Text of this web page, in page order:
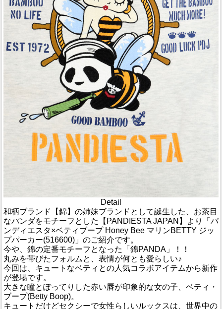
Detail
和柄ブランド【錦】の姉妹ブランドとして誕生した、お茶目
なパンダをモチーフとした【PANDIESTA JAPAN】より「パ
ンディエスタ×ベティブープ Honey Bee マリンBETTY ジッ
プパーカー(516600)」のご紹介です。
今や、錦の定番モチーフとなった「錦PANDA」！！
丸みを帯びたフォルムと、表情が何とも愛らしい♪
今回は、キュートなベティとの人気コラボアイテムから新作
が登場です。
大きな瞳とぽってりした赤い唇が印象的な女の子、ベティ・
ブープ(Betty Boop)。
キュートだけどセクシーで女性らしいルックスは、世界中の